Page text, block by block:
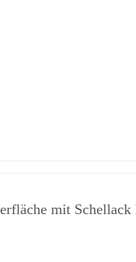
mit Schellack